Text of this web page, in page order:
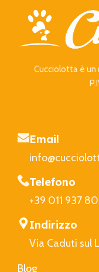
Cucciolotta è un
Email
Telefono
+39 011 937 80
Indirizzo
Via Caduti sul
Blog